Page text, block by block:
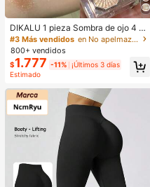
DIKALU 1 pieza Sombra de ojo 4 co
lores de larga duración altamente pi
gmentado maquillaje de ojo product
o para mujeres
#3 Más vendidos
en No apelmaza Paletas de sombras de ojos
800+ vendidos
$1.777 -11% ¡Últimos 3 días
Estimado